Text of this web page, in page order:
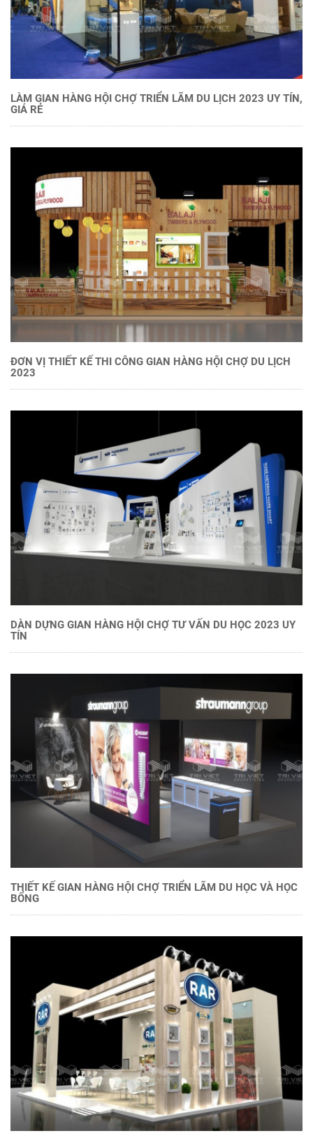
LÀM GIAN HÀNG HỘI CHỢ TRIỂN LÃM DU LỊCH 2023 UY TÍN,
GIÁ RẺ
ĐƠN VỊ THIẾT KẾ THI CÔNG GIAN HÀNG HỘI CHỢ DU LỊCH
2023
DÀN DỰNG GIAN HÀNG HỘI CHỢ TƯ VẤN DU HỌC 2023 UY
TÍN
THIẾT KẾ GIAN HÀNG HỘI CHỢ TRIỂN LÃM DU HỌC VÀ HỌC
BỔNG